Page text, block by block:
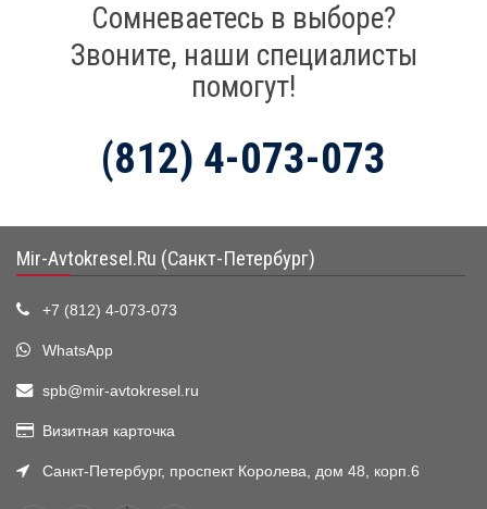
Сомневаетесь в выборе?
Звоните, наши специалисты
помогут!
(812) 4-073-073
Mir-Avtokresel.Ru (Санкт-Петербург)
+7 (812) 4-073-073
WhatsApp
spb@mir-avtokresel.ru
Визитная карточка
Санкт-Петербург, проспект Королева, дом 48, корп.6